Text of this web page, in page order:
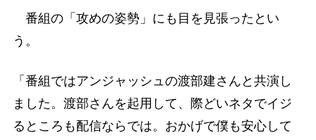
番組の「攻めの姿勢」にも目を見張ったとい
う。
「番組ではアンジャッシュの渡部建さんと共演し
ました。渡部さんを起用して、際どいネタでイジ
るところも配信ならでは。おかげで僕も安心して